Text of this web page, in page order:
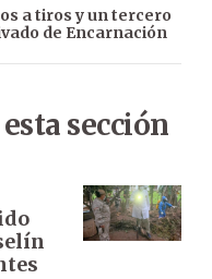
a tiros y un tercero
de Encarnación
sección